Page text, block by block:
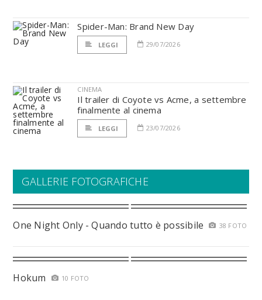
Spider-Man: Brand New Day
LEGGI 29/07/2026
CINEMA
Il trailer di Coyote vs Acme, a settembre
finalmente al cinema
LEGGI 23/07/2026
GALLERIE FOTOGRAFICHE
One Night Only - Quando tutto è possibile 38 FOTO
Hokum 10 FOTO